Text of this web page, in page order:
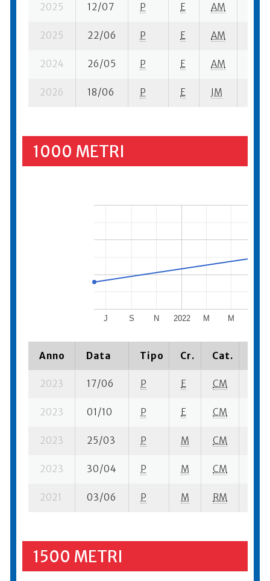
2025 12/07 P E AM
2025 22/06 P E AM
2024 26/05 P E AM
2026 18/06 P E JM
1000 METRI
2022
J S N M M
Anno Data Tipo Cr. Cat.
2023 17/06 P E CM
2023 01/10 P E CM
2023 25/03 P M CM
2023 30/04 P M CM
2021 03/06 P M RM
1500 METRI